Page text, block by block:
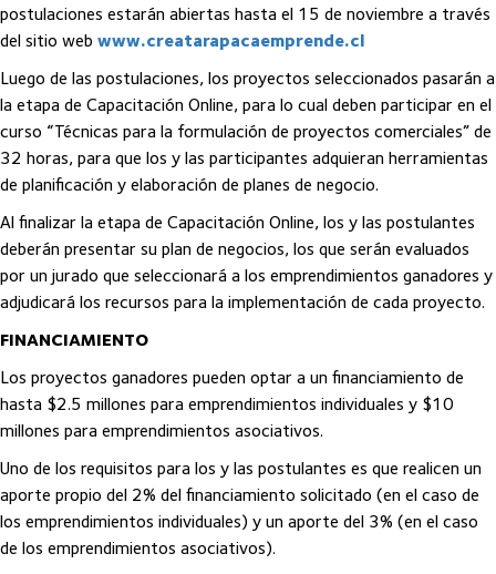
postulaciones estarán abiertas hasta el 15 de noviembre a través
del sitio web www.creatarapacaemprende.cl
Luego de las postulaciones, los proyectos seleccionados pasarán a
la etapa de Capacitación Online, para lo cual deben participar en el
curso “Técnicas para la formulación de proyectos comerciales” de
32 horas, para que los y las participantes adquieran herramientas
de planificación y elaboración de planes de negocio.
Al finalizar la etapa de Capacitación Online, los y las postulantes
deberán presentar su plan de negocios, los que serán evaluados
por un jurado que seleccionará a los emprendimientos ganadores y
adjudicará los recursos para la implementación de cada proyecto.
FINANCIAMIENTO
Los proyectos ganadores pueden optar a un financiamiento de
hasta $2.5 millones para emprendimientos individuales y $10
millones para emprendimientos asociativos.
Uno de los requisitos para los y las postulantes es que realicen un
aporte propio del 2% del financiamiento solicitado (en el caso de
los emprendimientos individuales) y un aporte del 3% (en el caso
de los emprendimientos asociativos).